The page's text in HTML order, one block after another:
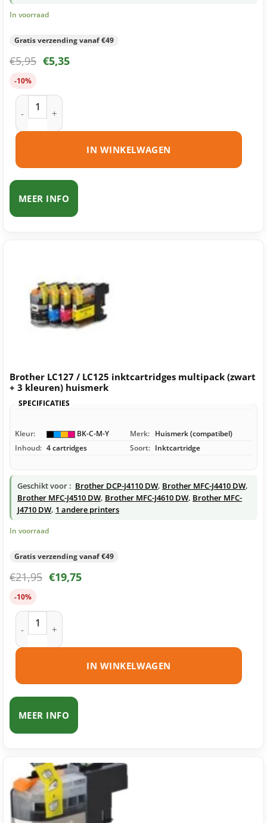
In voorraad
Gratis verzending vanaf €49
€5,95 €5,35
-10%
Brother LC125 Y inktcartridge geel huismerk aantal
IN WINKELWAGEN
MEER INFO
Brother LC127 / LC125 inktcartridges multipack (zwart
+ 3 kleuren) huismerk
SPECIFICATIES
Kleur: BK-C-M-Y Merk: Huismerk (compatibel)
Inhoud: 4 cartridges Soort: Inktcartridge
Geschikt voor : Brother DCP-J4110 DW, Brother MFC-J4410 DW,
Brother MFC-J4510 DW, Brother MFC-J4610 DW, Brother MFC-
J4710 DW, 1 andere printers
In voorraad
Gratis verzending vanaf €49
€21,95 €19,75
-10%
Brother LC127 / LC125 inktcartridges multipack (zwart + 3
IN WINKELWAGEN
MEER INFO